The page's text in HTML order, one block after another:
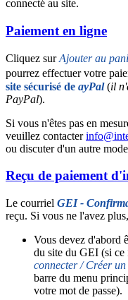
connecté au site.
Paiement en ligne
Cliquez surAjouter au
pourrez effectuer votre
site sécurisé de ayPal (il
PayPal).
Si vous n'êtes pas en
veuillez contacter
ou discuter d'un autre
Reçu de paiement
Le courriel GEI -
reçu. Si vous ne l'avez
Vous devez d'abord
du site du GEI (si ce
connecter / Créer un
barre du menu
votre mot de passe).